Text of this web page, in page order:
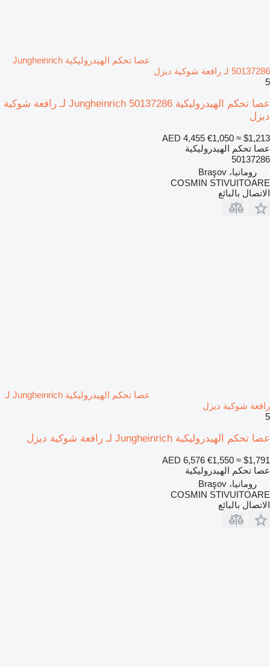
عصا تحكم الهيدروليكية Jungheinrich
50137286 لـ رافعة شوكية ديزل
5
عصا تحكم الهيدروليكية Jungheinrich 50137286 لـ رافعة شوكية
ديزل
AED 4,455 €1,050 ≈ $1,213
عصا تحكم الهيدروليكية
50137286
رومانيا، Braşov
COSMIN STIVUITOARE
الاتصال بالبائع
عصا تحكم الهيدروليكية Jungheinrich لـ
رافعة شوكية ديزل
5
عصا تحكم الهيدروليكية Jungheinrich لـ رافعة شوكية ديزل
AED 6,576 €1,550 ≈ $1,791
عصا تحكم الهيدروليكية
رومانيا، Braşov
COSMIN STIVUITOARE
الاتصال بالبائع